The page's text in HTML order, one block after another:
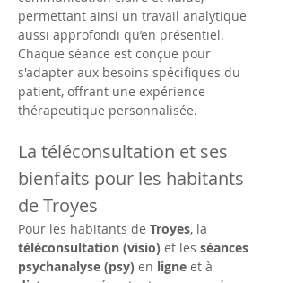
permettant ainsi un travail analytique
aussi approfondi qu’en présentiel.
Chaque séance est conçue pour
s'adapter aux besoins spécifiques du
patient, offrant une expérience
thérapeutique personnalisée.
La téléconsultation et ses
bienfaits pour les habitants
de Troyes
Pour les habitants de Troyes, la
téléconsultation (visio) et les séances
psychanalyse (psy) en ligne et à